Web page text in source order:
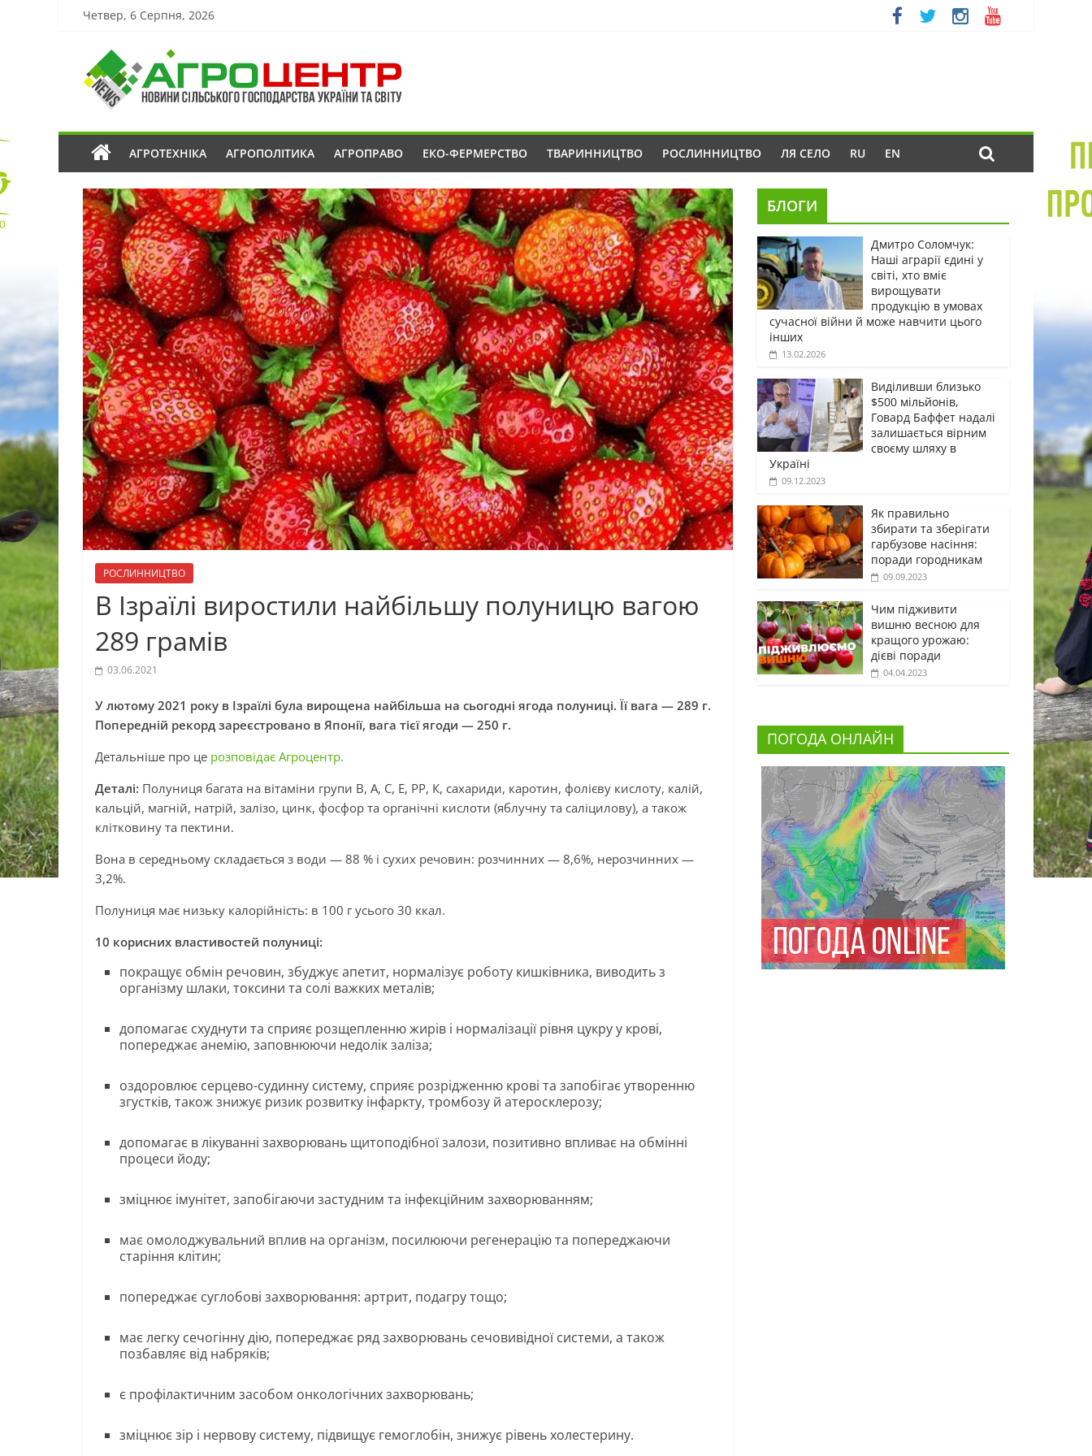
Четвер, 6 Серпня, 2026
АГРОТЕХНІКА АГРОПОЛІТИКА АГРОПРАВО ЕКО-ФЕРМЕРСТВО ТВАРИННИЦТВО РОСЛИННИЦТВО ЛЯ СЕЛО RU EN
РОСЛИННИЦТВО
В Ізраїлі виростили найбільшу полуницю вагою
289 грамів
03.06.2021
У лютому 2021 року в Ізраїлі була вирощена найбільша на сьогодні ягода полуниці. Її вага — 289 г.
Попередній рекорд зареєстровано в Японії, вага тієї ягоди — 250 г.
Детальніше про це розповідає Агроцентр.
Деталі: Полуниця багата на вітаміни групи В, А, С, Е, РР, К, сахариди, каротин, фолієву кислоту, калій,
кальцій, магній, натрій, залізо, цинк, фосфор та органічні кислоти (яблучну та саліцилову), а також
клітковину та пектини.
Вона в середньому складається з води — 88 % і сухих речовин: розчинних — 8,6%, нерозчинних —
3,2%.
Полуниця має низьку калорійність: в 100 г усього 30 ккал.
10 корисних властивостей полуниці:
покращує обмін речовин, збуджує апетит, нормалізує роботу кишківника, виводить з
організму шлаки, токсини та солі важких металів;
допомагає схуднути та сприяє розщепленню жирів і нормалізації рівня цукру у крові,
попереджає анемію, заповнюючи недолік заліза;
оздоровлює серцево-судинну систему, сприяє розрідженню крові та запобігає утворенню
згустків, також знижує ризик розвитку інфаркту, тромбозу й атеросклерозу;
допомагає в лікуванні захворювань щитоподібної залози, позитивно впливає на обмінні
процеси йоду;
зміцнює імунітет, запобігаючи застудним та інфекційним захворюванням;
має омолоджувальний вплив на організм, посилюючи регенерацію та попереджаючи
старіння клітин;
попереджає суглобові захворювання: артрит, подагру тощо;
має легку сечогінну дію, попереджає ряд захворювань сечовивідної системи, а також
позбавляє від набряків;
є профілактичним засобом онкологічних захворювань;
зміцнює зір і нервову систему, підвищує гемоглобін, знижує рівень холестерину.
БЛОГИ
Дмитро Соломчук:
Наші аграрії єдині у
світі, хто вміє
вирощувати
продукцію в умовах
сучасної війни й може навчити цього
інших
13.02.2026
Виділивши близько
$500 мільйонів,
Говард Баффет надалі
залишається вірним
своєму шляху в
Україні
09.12.2023
Як правильно
збирати та зберігати
гарбузове насіння:
поради городникам
09.09.2023
Чим підживити
вишню весною для
кращого урожаю:
дієві поради
04.04.2023
ПОГОДА ОНЛАЙН